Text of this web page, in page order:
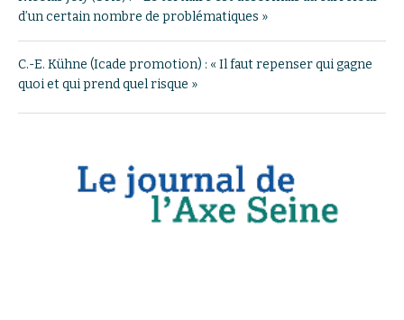
d’un certain nombre de problématiques »
C.-E. Kühne (Icade promotion) : « Il faut repenser qui gagne
quoi et qui prend quel risque »